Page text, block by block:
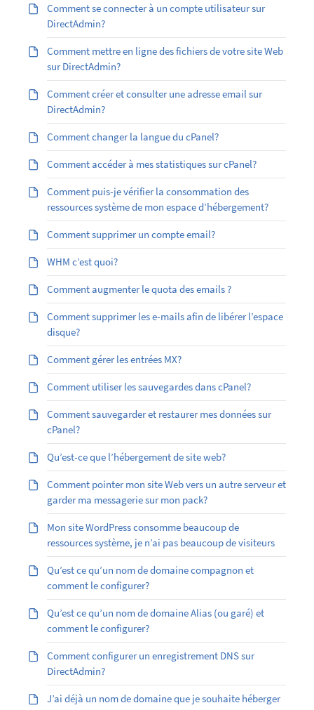
Comment se connecter à un compte utilisateur sur
DirectAdmin?
Comment mettre en ligne des fichiers de votre site Web
sur DirectAdmin?
Comment créer et consulter une adresse email sur
DirectAdmin?
Comment changer la langue du cPanel?
Comment accéder à mes statistiques sur cPanel?
Comment puis-je vérifier la consommation des
ressources système de mon espace d’hébergement?
Comment supprimer un compte email?
WHM c’est quoi?
Comment augmenter le quota des emails ?
Comment supprimer les e-mails afin de libérer l’espace
disque?
Comment gérer les entrées MX?
Comment utiliser les sauvegardes dans cPanel?
Comment sauvegarder et restaurer mes données sur
cPanel?
Qu’est-ce que l’hébergement de site web?
Comment pointer mon site Web vers un autre serveur et
garder ma messagerie sur mon pack?
Mon site WordPress consomme beaucoup de
ressources système, je n’ai pas beaucoup de visiteurs
Qu’est ce qu’un nom de domaine compagnon et
comment le configurer?
Qu’est ­ce qu’un nom de domaine Alias (ou garé) et
comment le configurer?
Comment configurer un enregistrement DNS sur
DirectAdmin?
J’ai déjà un nom de domaine que je souhaite héberger